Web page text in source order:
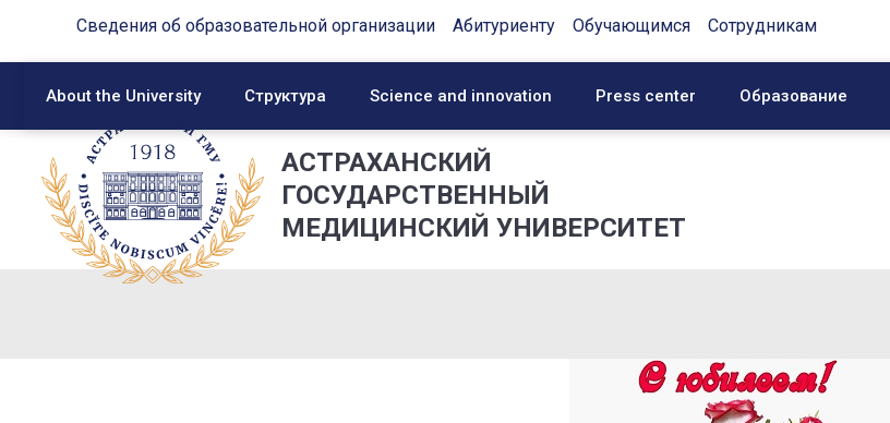
Сведения об образовательной организации Абитуриенту Обучающимся Сотрудникам
About the University Структура Science and innovation Press center Образование
АСТРАХАНСКИЙ
ГОСУДАРСТВЕННЫЙ
МЕДИЦИНСКИЙ УНИВЕРСИТЕТ